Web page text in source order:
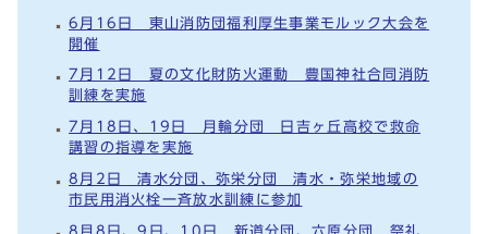
6月16日 東山消防団福利厚生事業モルック大会を
開催
7月12日 夏の文化財防火運動 豊国神社合同消防
訓練を実施
7月18日、19日 月輪分団 日吉ヶ丘高校で救命
講習の指導を実施
8月2日 清水分団、弥栄分団 清水・弥栄地域の
市民用消火栓一斉放水訓練に参加
8月8日、9日、10日 新道分団、六原分団 祭礼